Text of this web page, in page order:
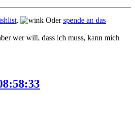
. Oderspende an das
wer will, dass ich muss, kann mich